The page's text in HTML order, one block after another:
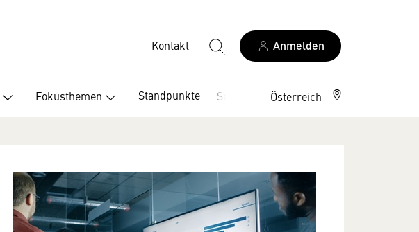
Kontakt Anmelden
Fokusthemen Standpunkte Service Österreich